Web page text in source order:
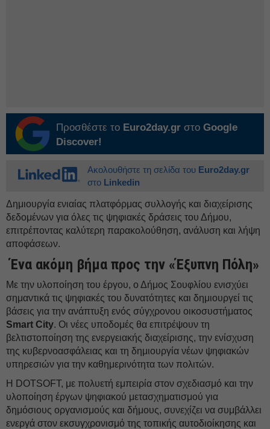
Προσθέστε το Euro2day.gr στο Google
Discover!
Ακολουθήστε τη σελίδα του Euro2day.gr
στο Linkedin
Δημιουργία ενιαίας πλατφόρμας συλλογής και διαχείρισης
δεδομένων για όλες τις ψηφιακές δράσεις του Δήμου,
επιτρέποντας καλύτερη παρακολούθηση, ανάλυση και λήψη
αποφάσεων.
Ένα ακόμη βήμα προς την «Έξυπνη Πόλη»
Με την υλοποίηση του έργου, ο Δήμος Σουφλίου ενισχύει
σημαντικά τις ψηφιακές του δυνατότητες και δημιουργεί τις
βάσεις για την ανάπτυξη ενός σύγχρονου οικοσυστήματος
Smart City. Οι νέες υποδομές θα επιτρέψουν τη
βελτιστοποίηση της ενεργειακής διαχείρισης, την ενίσχυση
της κυβερνοασφάλειας και τη δημιουργία νέων ψηφιακών
υπηρεσιών για την καθημερινότητα των πολιτών.
Η DOTSOFT, με πολυετή εμπειρία στον σχεδιασμό και την
υλοποίηση έργων ψηφιακού μετασχηματισμού για
δημόσιους οργανισμούς και δήμους, συνεχίζει να συμβάλλει
ενεργά στον εκσυγχρονισμό της τοπικής αυτοδιοίκησης και